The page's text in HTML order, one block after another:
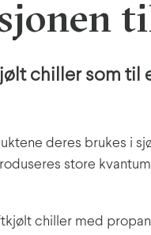
chiller som
deres brukes i
store
chiller med